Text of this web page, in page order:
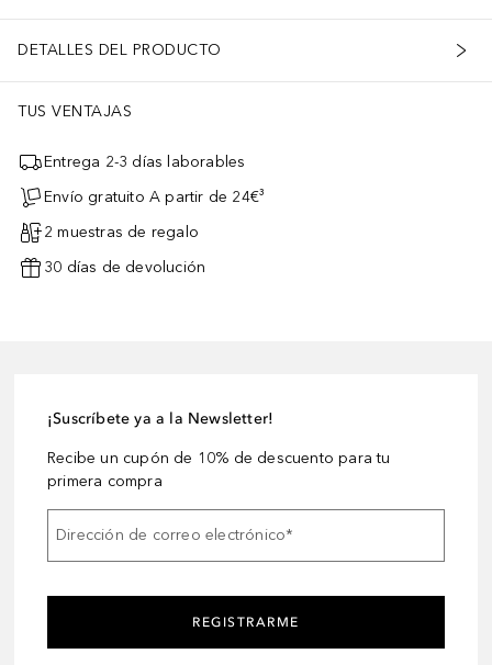
DETALLES DEL PRODUCTO
TUS VENTAJAS
Entrega 2-3 días laborables
Envío gratuito A partir de 24€³
2 muestras de regalo
30 días de devolución
¡Suscríbete ya a la Newsletter!
Recibe un cupón de 10% de descuento para tu
primera compra
Dirección de correo electrónico*
REGISTRARME